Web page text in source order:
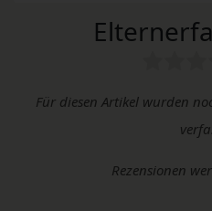
Für diesen Artikel wurden
Rezensionen